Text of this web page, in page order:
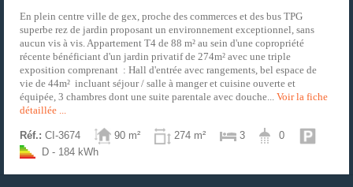
En plein centre ville de gex, proche des commerces et des bus TPG
superbe rez de jardin proposant un environnement exceptionnel, sans
aucun vis à vis. Appartement T4 de 88 m² au sein d'une copropriété
récente bénéficiant d'un jardin privatif de 274m² avec une triple
exposition comprenant : Hall d'entrée avec rangements, bel espace de
vie de 44m² incluant séjour / salle à manger et cuisine ouverte et
équipée, 3 chambres dont une suite parentale avec douche... Voir la fiche
détaillée ...
Réf.: CI-3674 90 m² 274 m² 3
0
D - 184 kWh